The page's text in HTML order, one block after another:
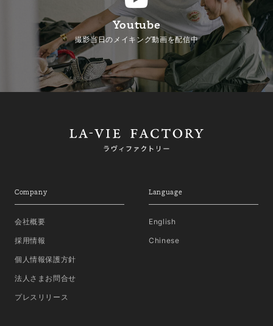
Youtube
撮影当日のメイキング動画を配信中
Company
会社概要
採用情報
個人情報保護方針
法人さまお問合せ
プレスリリース
Language
English
Chinese